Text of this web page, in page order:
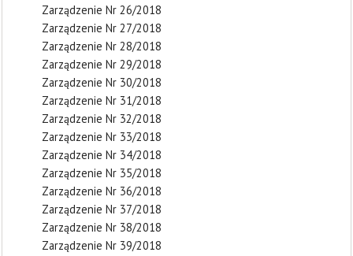
Zarządzenie Nr 26/2018
Zarządzenie Nr 27/2018
Zarządzenie Nr 28/2018
Zarządzenie Nr 29/2018
Zarządzenie Nr 30/2018
Zarządzenie Nr 31/2018
Zarządzenie Nr 32/2018
Zarządzenie Nr 33/2018
Zarządzenie Nr 34/2018
Zarządzenie Nr 35/2018
Zarządzenie Nr 36/2018
Zarządzenie Nr 37/2018
Zarządzenie Nr 38/2018
Zarządzenie Nr 39/2018